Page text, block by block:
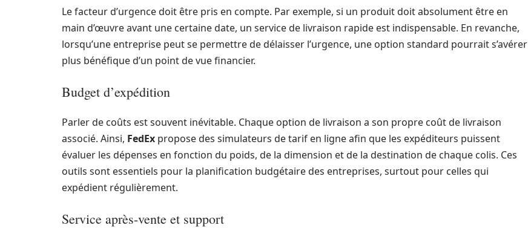
Le facteur d’urgence doit être pris en compte. Par exemple, si un produit doit absolument être en
main d’œuvre avant une certaine date, un service de livraison rapide est indispensable. En revanche,
lorsqu’une entreprise peut se permettre de délaisser l’urgence, une option standard pourrait s’avérer
plus bénéfique d’un point de vue financier.
Budget d’expédition
Parler de coûts est souvent inévitable. Chaque option de livraison a son propre coût de livraison
associé. Ainsi, FedEx propose des simulateurs de tarif en ligne afin que les expéditeurs puissent
évaluer les dépenses en fonction du poids, de la dimension et de la destination de chaque colis. Ces
outils sont essentiels pour la planification budgétaire des entreprises, surtout pour celles qui
expédient régulièrement.
Service après-vente et support